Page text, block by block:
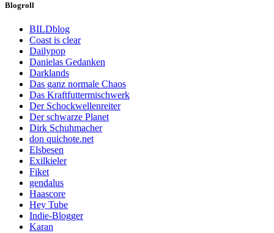
Blogroll
BILDblog
Coast is clear
Dailypop
Danielas Gedanken
Darklands
Das ganz normale Chaos
Das Kraftfuttermischwerk
Der Schockwellenreiter
Der schwarze Planet
Dirk Schuhmacher
don quichote.net
Elsbesen
Exilkieler
Fiket
gendalus
Haascore
Hey Tube
Indie-Blogger
Karan